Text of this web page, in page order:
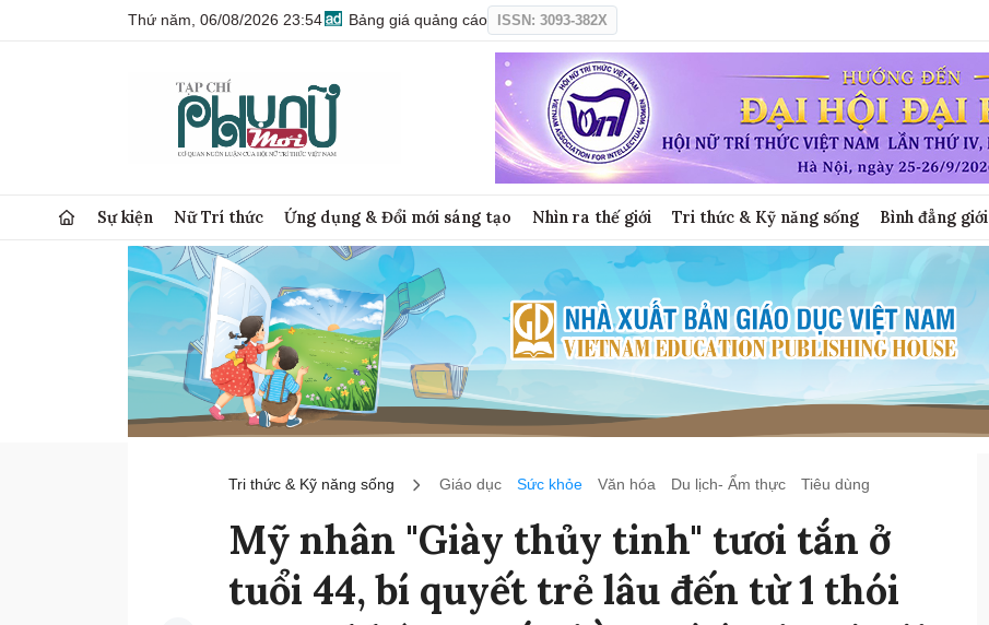
Thứ năm, 06/08/2026 23:54 Bảng giá quảng cáo ISSN: 3093-382X
Sự kiện Nữ Trí thức Ứng dụng & Đổi mới sáng tạo Nhìn ra thế giới Tri thức & Kỹ năng sống Bình đẳng giới
Tri thức & Kỹ năng sống Giáo dục Sức khỏe Văn hóa Du lịch- Ẩm thực Tiêu dùng
Mỹ nhân "Giày thủy tinh" tươi tắn ở
tuổi 44, bí quyết trẻ lâu đến từ 1 thói